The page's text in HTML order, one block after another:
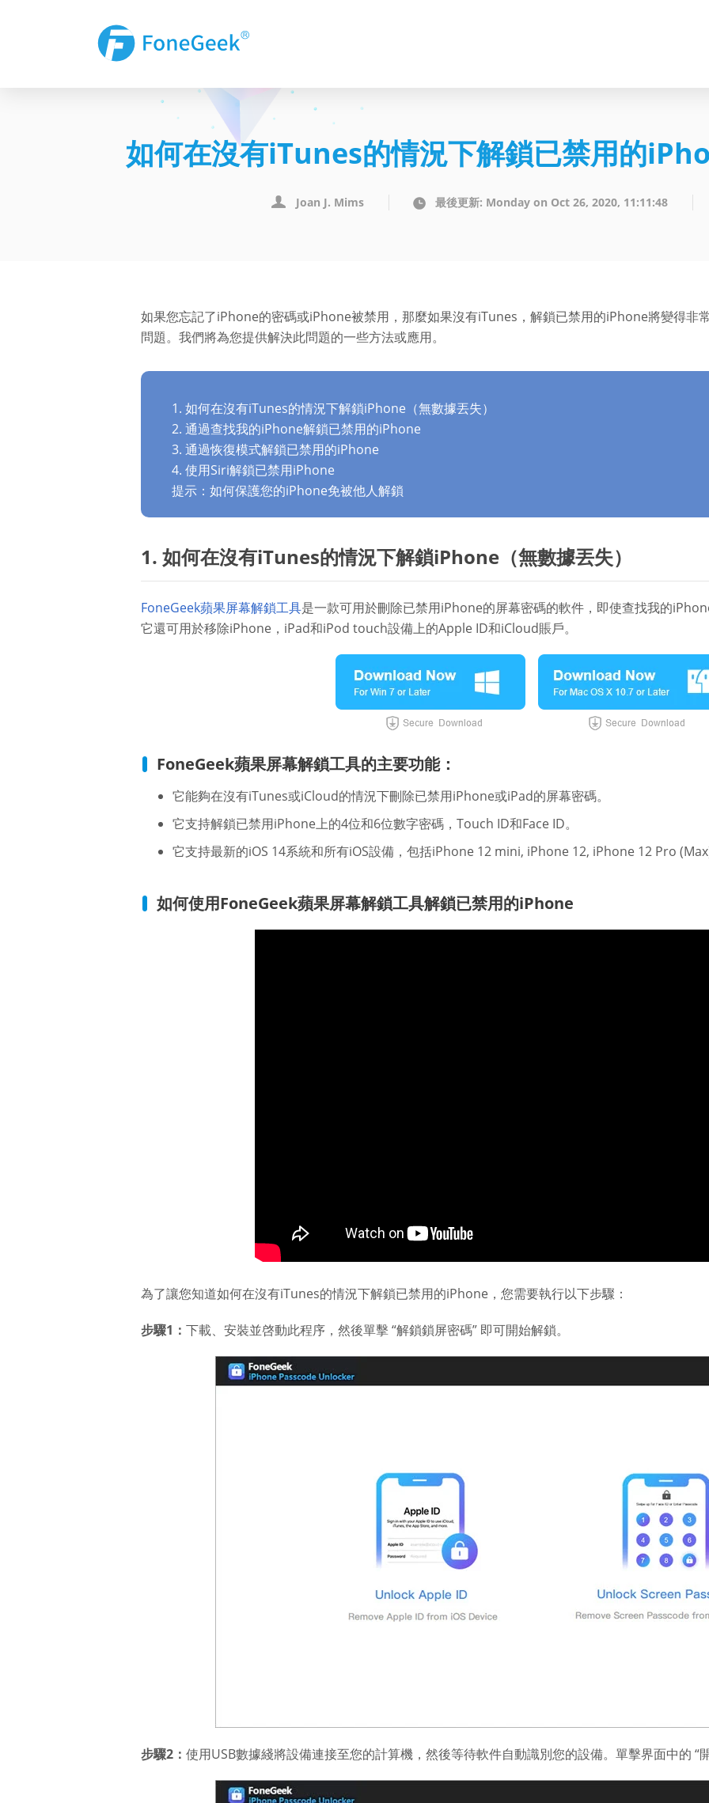
如何在沒有iTunes的情況下解鎖已禁用的
Joan J. Mims 最後更新: Monday on Oct 26, 2020, 11:11:48
如果您忘記了iPhone的密碼或iPhone被禁用，那麼如果沒有iTunes，解鎖已禁用的iPhone將變得非
問題。我們將為您提供解決此問題的一些方法或應用。
1. 如何在沒有iTunes的情況下解鎖iPhone（無數據丟失）
2. 通過查找我的iPhone解鎖已禁用的iPhone
3. 通過恢復模式解鎖已禁用的iPhone
4. 使用Siri解鎖已禁用iPhone
提示：如何保護您的iPhone免被他人解鎖
1. 如何在沒有iTunes的情況下解鎖iPhone（無數據丟失）
FoneGeek蘋果屏幕解鎖工具是一款可用於刪除已禁用iPhone的屏幕密碼的軟件，即使查找我的
它還可用於移除iPhone，iPad和iPod touch設備上的Apple ID和iCloud賬戶。
FoneGeek蘋果屏幕解鎖工具的主要功能：
它能夠在沒有iTunes或iCloud的情況下刪除已禁用iPhone或iPad的屏幕密碼。
它支持解鎖已禁用iPhone上的4位和6位數字密碼，Touch ID和Face ID。
它支持最新的iOS 14系統和所有iOS設備，包括iPhone 12 mini, iPhone 12, iPhone 12 Pro
如何使用FoneGeek蘋果屏幕解鎖工具解鎖已禁用的iPhone
為了讓您知道如何在沒有iTunes的情況下解鎖已禁用的iPhone，您需要執行以下步驟：
步驟1： 下載、安裝並啓動此程序，然後單擊 “解鎖鎖屏密碼” 即可開始解鎖。
步驟2： 使用USB數據綫將設備連接至您的計算機，然後等待軟件自動識別您的設備。單擊界面中的 “